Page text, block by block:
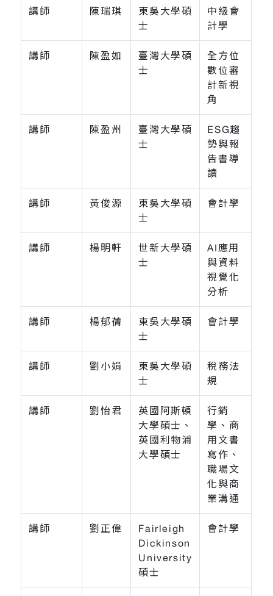
講師 陳瑞琪
東吳大學碩
士
中級會
計學
講師 陳盈如
臺灣大學碩
士
全方位
數位審
計新視
角
講師 陳盈州
臺灣大學碩
士
ESG趨
勢與報
告書導
讀
講師 黃俊源
東吳大學碩
士
會計學
講師 楊明軒
世新大學碩
士
AI應用
與資料
視覺化
分析
講師 楊郁蒨
東吳大學碩
士
會計學
講師 劉小娟
東吳大學碩
士
稅務法
規
講師 劉怡君
英國阿斯頓
大學碩士、
英國利物浦
大學碩士
行銷
學、商
用文書
寫作、
職場文
化與商
業溝通
講師 劉正偉
Fairleigh
Dickinson
University
碩士
會計學